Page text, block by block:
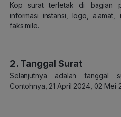
Kop surat terletak di bagian
informasi instansi, logo,
faksimile.
2. Tanggal Surat
Selanjutnya adalah tanggal
Contohnya, 21 April 2024, 02 Mei